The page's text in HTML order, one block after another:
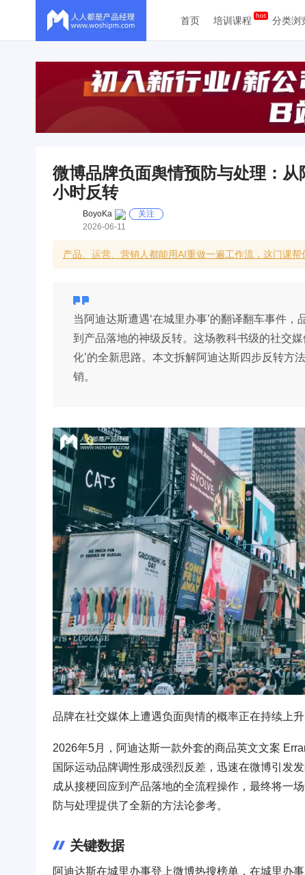
首页 培训课程 分类浏
微博品牌负面舆情预防与处理：
小时反转
BoyoKa
关注
2026-06-11
产品、运营、营销人都能用AI重做一遍工作流，这门课
当阿迪达斯遭遇‘在城里办事’的翻译翻车事件
到产品落地的神级反转。这场教科书级的社交
化’的全新思路。本文拆解阿迪达斯四步反转方
销。
品牌在社交媒体上遭遇负面舆情的概率正在持续上
2026年5月，阿迪达斯一款外套的商品英文文案
国际运动品牌调性形成强烈反差，迅速在微博引发
成从接梗回应到产品落地的全流程操作，最终将一
防与处理提供了全新的方法论参考。
关键数据
阿迪达斯在城里办事登上微博热搜榜单，在城里办